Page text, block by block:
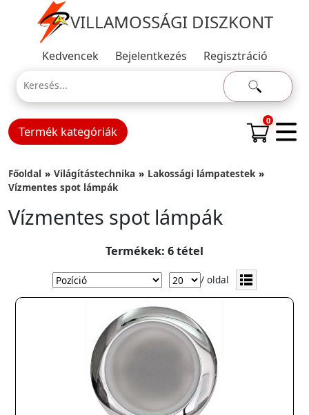
VILLAMOSSÁGI DISZKONT
Kedvencek Bejelentkezés Regisztráció
Termék kategóriák
0
Főoldal Világítástechnika
Lakossági lámpatestek
Vízmentes spot lámpák
Vízmentes spot lámpák
Termékek: 6 tétel
/ oldal